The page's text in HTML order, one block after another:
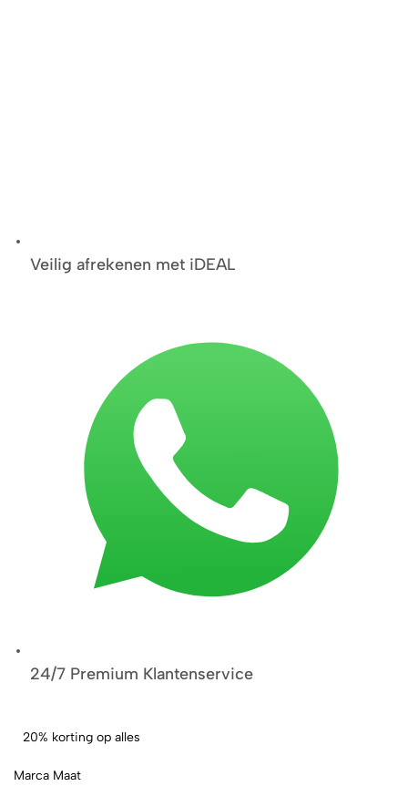
Veilig afrekenen met iDEAL
24/7 Premium Klantenservice
20% korting op alles
Marca Maat